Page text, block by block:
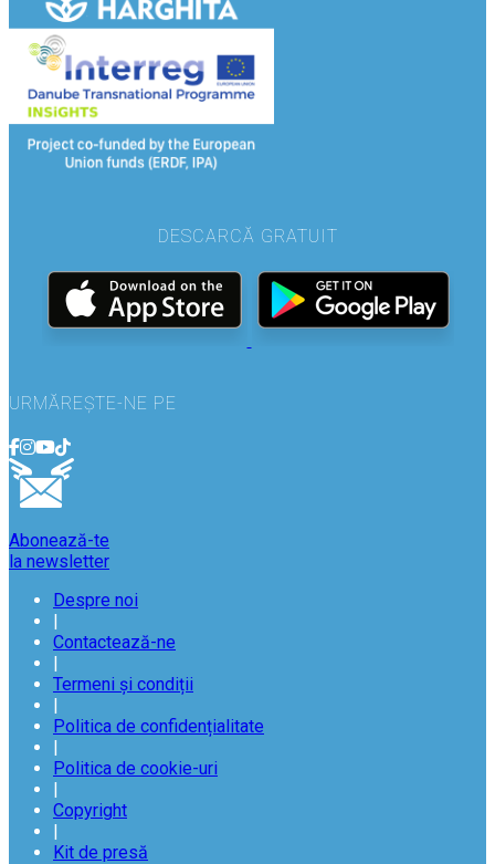
DESCARCĂ GRATUIT
URMĂREȘTE-NE PE
Abonează-te
la newsletter
Despre noi
|
Contactează-ne
|
Termeni și condiții
|
Politica de confidențialitate
|
Politica de cookie-uri
|
Copyright
|
Kit de presă